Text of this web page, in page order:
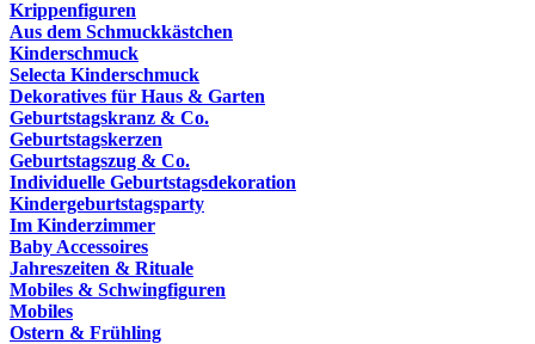
Krippenfiguren
Aus dem Schmuckkästchen
Kinderschmuck
Selecta Kinderschmuck
Dekoratives für Haus & Garten
Geburtstagskranz & Co.
Geburtstagskerzen
Geburtstagszug & Co.
Individuelle Geburtstagsdekoration
Kindergeburtstagsparty
Im Kinderzimmer
Baby Accessoires
Jahreszeiten & Rituale
Mobiles & Schwingfiguren
Mobiles
Ostern & Frühling